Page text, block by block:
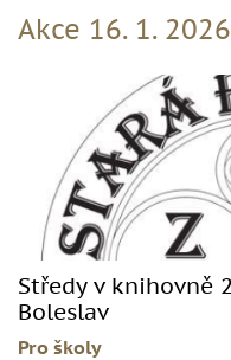
Akce 16. 1. 2026
Pro školy
Středy v knihovně
Boleslav